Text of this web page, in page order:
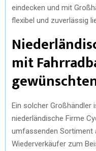
eindecken und mit
flexibel und zuverlässig
mit
Ein solcher Großhändler
niederländische Firme
umfassenden Sortiment
Wiederverkäufer zum